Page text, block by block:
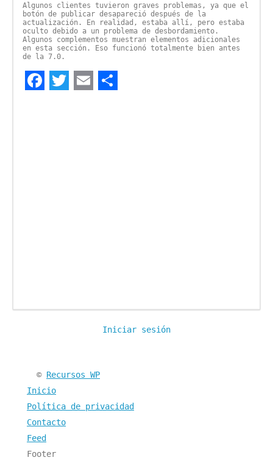
Algunos clientes tuvieron graves problemas, ya que el
botón de publicar desapareció después de la
actualización. En realidad, estaba allí, pero estaba
oculto debido a un problema de desbordamiento.
Algunos complementos muestran elementos adicionales
en esta sección. Eso funcionó totalmente bien antes
de la 7.0.
Iniciar sesión
Encuéntranos en:
© Recursos WP
Inicio
Política de privacidad
Contacto
Feed
Footer